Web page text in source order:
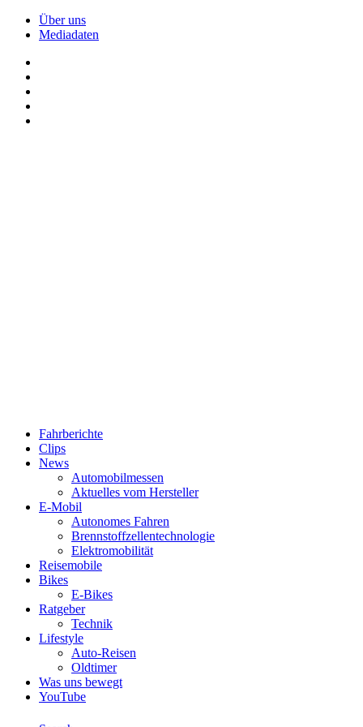
Über uns
Mediadaten
Fahrberichte
Clips
News
Automobilmessen
Aktuelles vom Hersteller
E-Mobil
Autonomes Fahren
Brennstoffzellentechnologie
Elektromobilität
Reisemobile
Bikes
E-Bikes
Ratgeber
Technik
Lifestyle
Auto-Reisen
Oldtimer
Was uns bewegt
YouTube